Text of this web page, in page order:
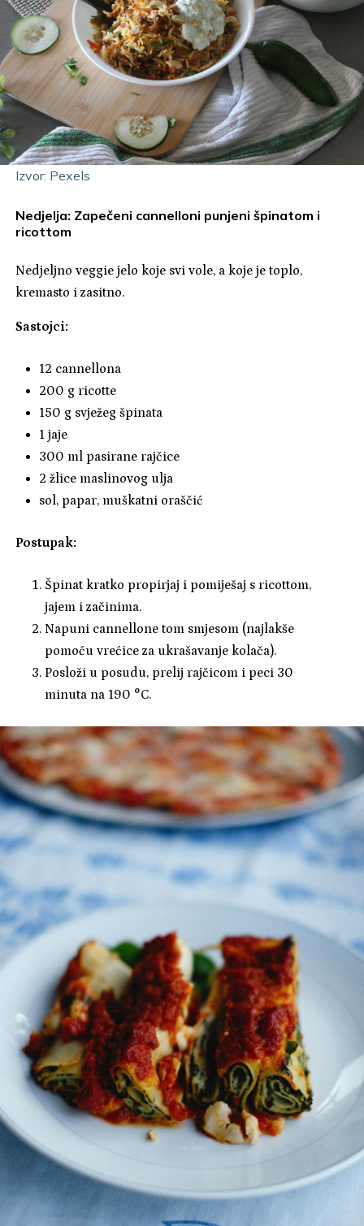
Izvor: Pexels
Nedjelja: Zapečeni cannelloni punjeni špinatom i
ricottom
Nedjeljno veggie jelo koje svi vole, a koje je toplo,
kremasto i zasitno.
Sastojci:
12 cannellona
200 g ricotte
150 g svježeg špinata
1 jaje
300 ml pasirane rajčice
2 žlice maslinovog ulja
sol, papar, muškatni oraščić
Postupak:
Špinat kratko propirjaj i pomiješaj s ricottom,
jajem i začinima.
Napuni cannellone tom smjesom (najlakše
pomoću vrećice za ukrašavanje kolača).
Posloži u posudu, prelij rajčicom i peci 30
minuta na 190 °C.